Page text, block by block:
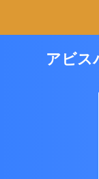
アビス